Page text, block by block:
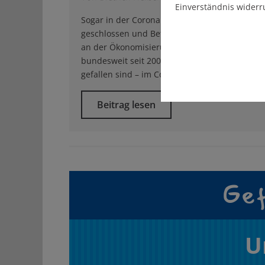
Sogar in der Coronakrise werden
geschlossen und Betten abgebaut. Unbeirrt
an der Ökonomisierung des
bundesweit seit 2004 jährlich 18 Kliniken zum
gefallen sind – im Corona-Jahr 2020 sogar
Beitrag lesen
Einverständnis